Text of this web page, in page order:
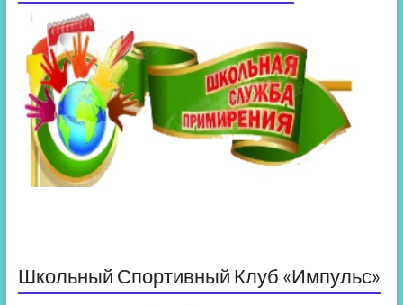
Школьный Спортивный Клуб «Импульс»